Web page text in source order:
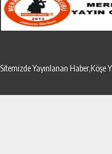
Sitemizde Yayınlanan